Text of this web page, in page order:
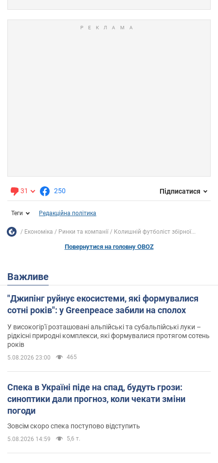
31 250 Підписатися
Теги Редакційна політика
Економіка Ринки та компанії Колишній футболіст збірної...
Повернутися на головну OBOZ
Важливе
"Джипінг руйнує екосистеми, які формувалися
сотні років": у Greenpeace забили на сполох
У високогір'ї розташовані альпійські та субальпійські луки –
рідкісні природні комплекси, які формувалися протягом сотень
років
5.08.2026 23:00 465
Спека в Україні піде на спад, будуть грози:
синоптики дали прогноз, коли чекати зміни
погоди
Зовсім скоро спека поступово відступить
5.08.2026 14:59 5,6 т.